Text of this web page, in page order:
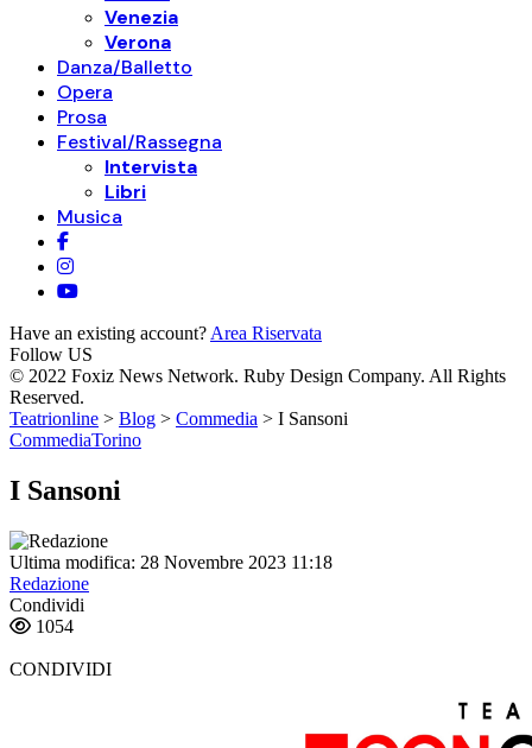
Venezia
Verona
Danza/Balletto
Opera
Prosa
Festival/Rassegna
Intervista
Libri
Musica
Have an existing account? Area Riservata
Follow US
© 2022 Foxiz News Network. Ruby Design Company. All Rights
Reserved.
Teatrionline > Blog > Commedia > I Sansoni
CommediaTorino
I Sansoni
Ultima modifica: 28 Novembre 2023 11:18
Redazione
Condividi
1054
CONDIVIDI